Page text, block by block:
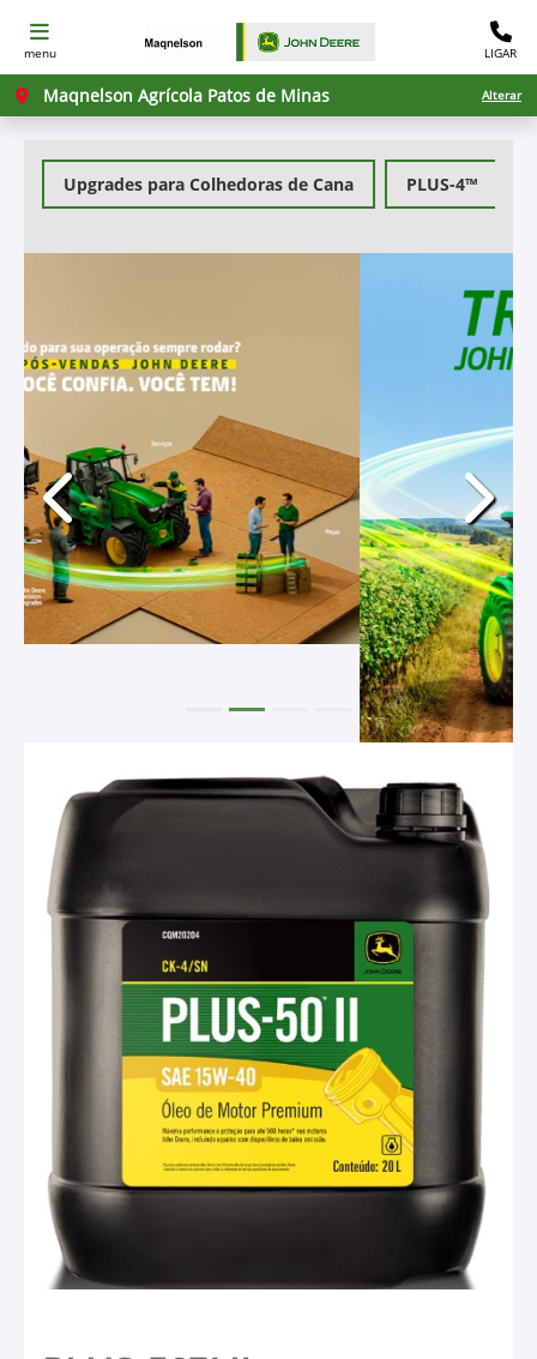
menu LIGAR
Maqnelson Agrícola Patos de Minas Alterar
Upgrades para Colhedoras de Cana PLUS-4™
templates.template-